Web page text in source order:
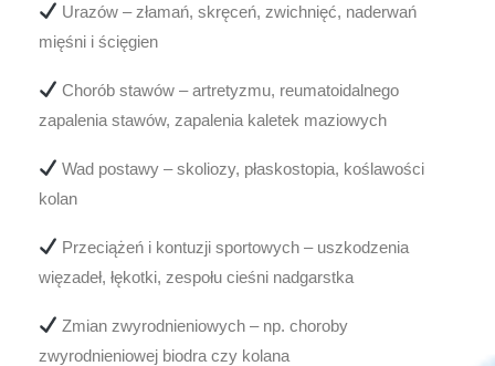
Urazów – złamań, skręceń, zwichnięć, naderwań
mięśni i ścięgien
Chorób stawów – artretyzmu, reumatoidalnego
zapalenia stawów, zapalenia kaletek maziowych
Wad postawy – skoliozy, płaskostopia, koślawości
kolan
Przeciążeń i kontuzji sportowych – uszkodzenia
więzadeł, łękotki, zespołu cieśni nadgarstka
Zmian zwyrodnieniowych – np. choroby
zwyrodnieniowej biodra czy kolana